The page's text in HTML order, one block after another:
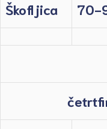
Škofljica 70-